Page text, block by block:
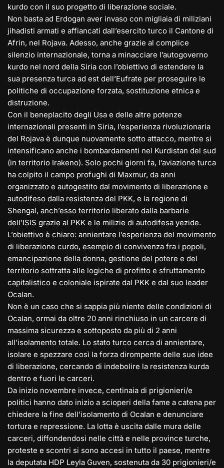
kurdo con il suo progetto di liberazione sociale.
Non basta ad Erdogan aver invaso con migliaia di miliziani
jihadisti armati e affiancati dall’esercito turco il Cantone di
Afrin, nel Rojava. Adesso, anche grazie al complice
silenzio internazionale, torna a minacciare l’autogoverno
kurdo nel nord della Siria con l’obiettivo di estendere la
sua presenza turca ad est dell’Eufrate per proseguire le
politiche di occupazione forzata, sostituzione etnica e
distruzione.
Con il beneplacito degli Usa e delle altre potenze
internazionali presenti in Siria, l’esperienza rivoluzionaria
del Rojava è dunque nuovamente sotto attacco, mentre si
intensificano anche i bombardamenti nel Kurdistan del sud
(in territorio Irakeno). Solo pochi giorni fa, l’aviazione turca
ha colpito il campo profughi di Maxmur, da anni
organizzato e autogestito dal movimento di liberazione e
autodifeso dalla resistenza del PKK, e la regione di
Shengal, anch’esso territorio liberato dalla barbarie
dell’ISIS grazie al PKK e le milizie di autodifesa yezide.
L’obiettivo è chiaro: annientare l’esperienza del movimento
di liberazione curdo, esempio di convivenza fra i popoli,
emancipazione della donna, gestione del potere e del
territorio sottratta alle logiche di profitto e sfruttamento
capitalistico e coloniale ispirate dal PKK e dal suo leader
Ocalan.
Non è un caso che si sappia più niente delle condizioni di
Ocalan, ormai da oltre 20 anni rinchiuso in un carcere di
massima sicurezza e sottoposto da più di 2 anni
all’isolamento totale. Lo stato turco cerca di annientare,
isolare e spezzare così la forza dirompente delle sue idee
di liberazione, cercando di indebolire la resistenza kurda
dentro e fuori le carceri.
Da inizio novembre invece, centinaia di prigionieri/e
politici hanno dato inizio a scioperi della fame a catena per
chiedere la fine dell’isolamento di Ocalan e denunciare
tortura e repressione. La lotta è uscita dalle mura delle
carceri, diffondendosi nelle città e nelle province turche,
proteste e scontri si sono accesi in tutto il paese, mentre
la deputata HDP Leyla Guven, sostenuta da 30 prigionieri/e